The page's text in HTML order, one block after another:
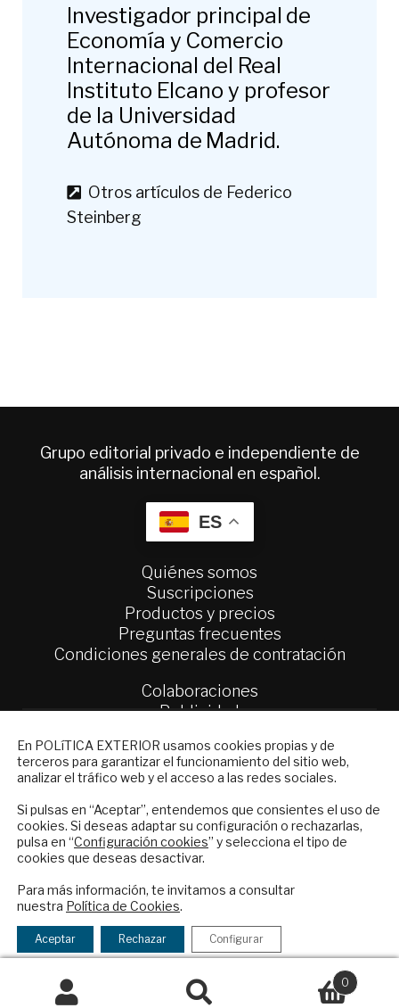
Investigador principal de
Economía y Comercio
Internacional del Real
Instituto Elcano y profesor
de la Universidad
Autónoma de Madrid.
Otros artículos de Federico
Steinberg
Grupo editorial privado e independiente de
análisis internacional en español.
ES
Quiénes somos
Suscripciones
Productos y precios
Preguntas frecuentes
Condiciones generales de contratación
Colaboraciones
Publicidad
Política Exterior
Informe Semanal de Política Exterior
Afkar/Ideas
© 2026 - Fundación Análisis de Política
Exterior. Todos los derechos reservados
Legal|Política de Privacidad y de Cookies
0
Financiado por el Programa KIT Digital. Plan de
Recuperación, Transformación y Resiliencia de
En POLíTICA EXTERIOR usamos cookies propias y de
terceros para garantizar el funcionamiento del sitio web,
analizar el tráfico web y el acceso a las redes sociales.
Si pulsas en “Aceptar”, entendemos que consientes el uso de
cookies. Si deseas adaptar su configuración o rechazarlas,
pulsa en “Configuración cookies” y selecciona el tipo de
cookies que deseas desactivar.
Para más información, te invitamos a consultar
nuestra Política de Cookies.
Aceptar Rechazar Configurar
NEWSLETTER
Suscríbase a nuestro boletín electrónico y
reciba en su correo el mejor análisis
internacional en español.
Checkbox
acepto
la
política
de
política de privacidad